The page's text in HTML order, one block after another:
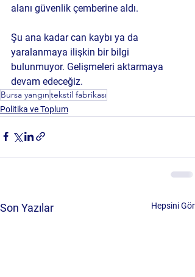
alanı güvenlik çemberine aldı.
Şu ana kadar can kaybı ya da
yaralanmaya ilişkin bir bilgi
bulunmuyor. Gelişmeleri aktarmaya
devam edeceğiz.
Bursa yangıntekstil fabrikası
Politika ve Toplum
Son Yazılar Hepsini Gör